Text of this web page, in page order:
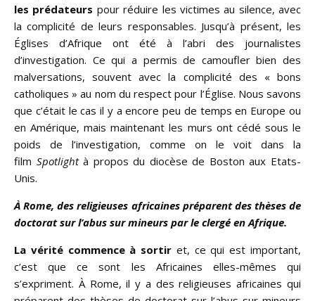
les prédateurs pour réduire les victimes au silence, avec
la complicité de leurs responsables. Jusqu’à présent, les
Églises d’Afrique ont été à l’abri des journalistes
d’investigation. Ce qui a permis de camoufler bien des
malversations, souvent avec la complicité des « bons
catholiques » au nom du respect pour l’Église. Nous savons
que c’était le cas il y a encore peu de temps en Europe ou
en Amérique, mais maintenant les murs ont cédé sous le
poids de l’investigation, comme on le voit dans la
film Spotlightà propos du diocèse de Boston aux Etats-
Unis.
À Rome, des religieuses africaines préparent des thèses de
doctorat sur l’abus sur mineurs par le clergé en Afrique.
La vérité commence à sortir et, ce qui est important,
c’est que ce sont les Africaines elles-mêmes qui
s’expriment. À Rome, il y a des religieuses africaines qui